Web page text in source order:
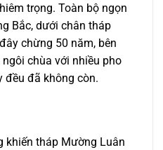
trọng. Toàn bộ ngọn
Bắc, dưới chân tháp
chừng 50 năm, bên
chùa với nhiều pho
đều đã không còn.
khiến tháp Mường Luân